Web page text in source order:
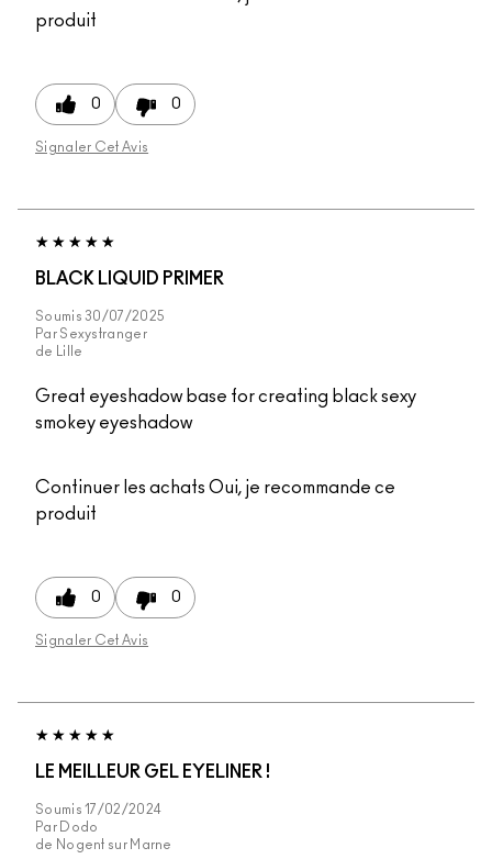
produit
0 0
Signaler Cet Avis
BLACK LIQUID PRIMER
Soumis30/07/2025
Par Sexystranger
de
Lille
Great eyeshadow base for creating black sexy
smokey eyeshadow
Continuer les achats Oui, je recommande ce
produit
0 0
Signaler Cet Avis
LE MEILLEUR GEL EYELINER !
Soumis17/02/2024
Par Dodo
de Nogent sur Marne